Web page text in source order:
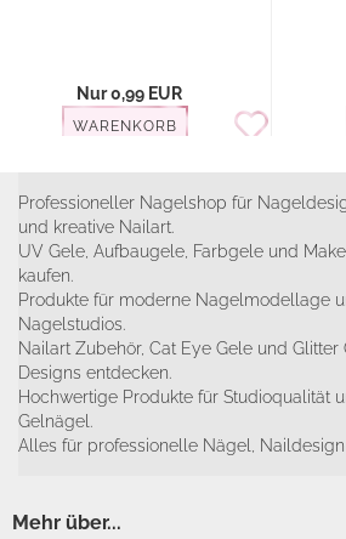
Nur 0,99 EUR
WARENKORB
Professioneller Nagelshop für
und kreative Nailart.
UV Gele, Aufbaugele, Farbgele und
kaufen.
Produkte für moderne Nagelmodellage
Nagelstudios.
Nailart Zubehör, Cat Eye Gele und Glitter
Designs entdecken.
Hochwertige Produkte für Studioqualität
Gelnägel.
Alles für professionelle Nägel,
Mehr über...